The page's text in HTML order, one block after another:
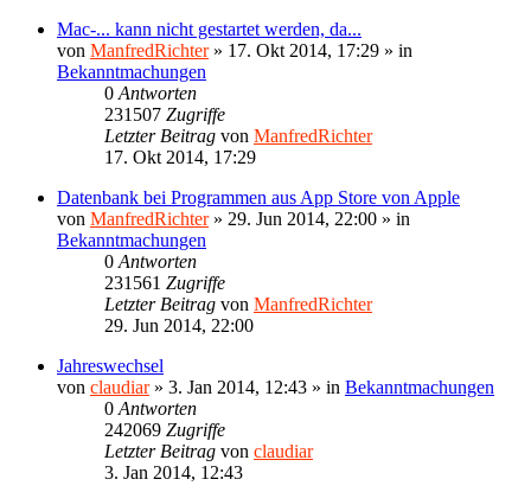
Mac-... kann nicht gestartet werden, da...
von ManfredRichter» 17. Okt 2014, 17:29 » in
Bekanntmachungen
0 Antworten
231507 Zugriffe
Letzter Beitrag von ManfredRichter
17. Okt 2014, 17:29
Datenbank bei Programmen aus App Store von Apple
von ManfredRichter» 29. Jun 2014, 22:00 » in
Bekanntmachungen
0 Antworten
231561 Zugriffe
Letzter Beitrag von ManfredRichter
29. Jun 2014, 22:00
Jahreswechsel
von claudiar» 3. Jan 2014, 12:43 » in Bekanntmachungen
0 Antworten
242069 Zugriffe
Letzter Beitrag von claudiar
3. Jan 2014, 12:43